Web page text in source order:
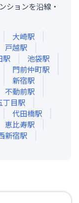
ションを沿線・
大崎駅
戸越駅
駅 池袋駅
門前仲町駅
新宿駅
不動前駅
丁目駅
代田橋駅
恵比寿駅
新宿駅